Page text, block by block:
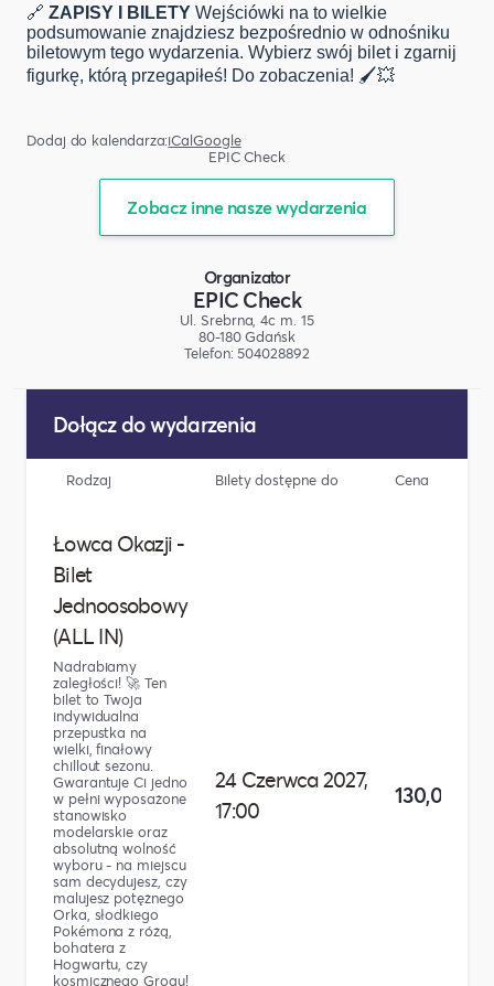
🔗 ZAPISY I BILETY Wejściówki na to wielkie
podsumowanie znajdziesz bezpośrednio w odnośniku
biletowym tego wydarzenia. Wybierz swój bilet i zgarnij
figurkę, którą przegapiłeś! Do zobaczenia! 🖌️💥
Dodaj do kalendarza:iCalGoogle
EPIC Check
Zobacz inne nasze wydarzenia
Organizator
EPIC Check
Ul. Srebrna, 4c m. 15
80-180 Gdańsk
Telefon: 504028892
Dołącz do wydarzenia
Rodzaj Bilety dostępne do Cena
Łowca Okazji -
Bilet
Jednoosobowy
(ALL IN)
Nadrabiamy
zaległości! 🚀 Ten
bilet to Twoja
indywidualna
przepustka na
wielki, finałowy
chillout sezonu.
Gwarantuje Ci jedno
w pełni wyposażone
stanowisko
modelarskie oraz
absolutną wolność
wyboru - na miejscu
sam decydujesz, czy
malujesz potężnego
Orka, słodkiego
Pokémona z różą,
bohatera z
Hogwartu, czy
kosmicznego Grogu!
24 Czerwca 2027,
17:00
130,00 zł